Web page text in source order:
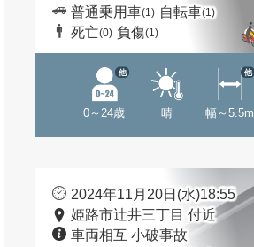
普通乗用車(1) 自転車(1)
死亡(0) 負傷(1)
0～24歳
他
晴 幅～5.5m
他
2024年11月20日(水)18:55
姫路市辻井三丁目 付近
車両相互 小破事故